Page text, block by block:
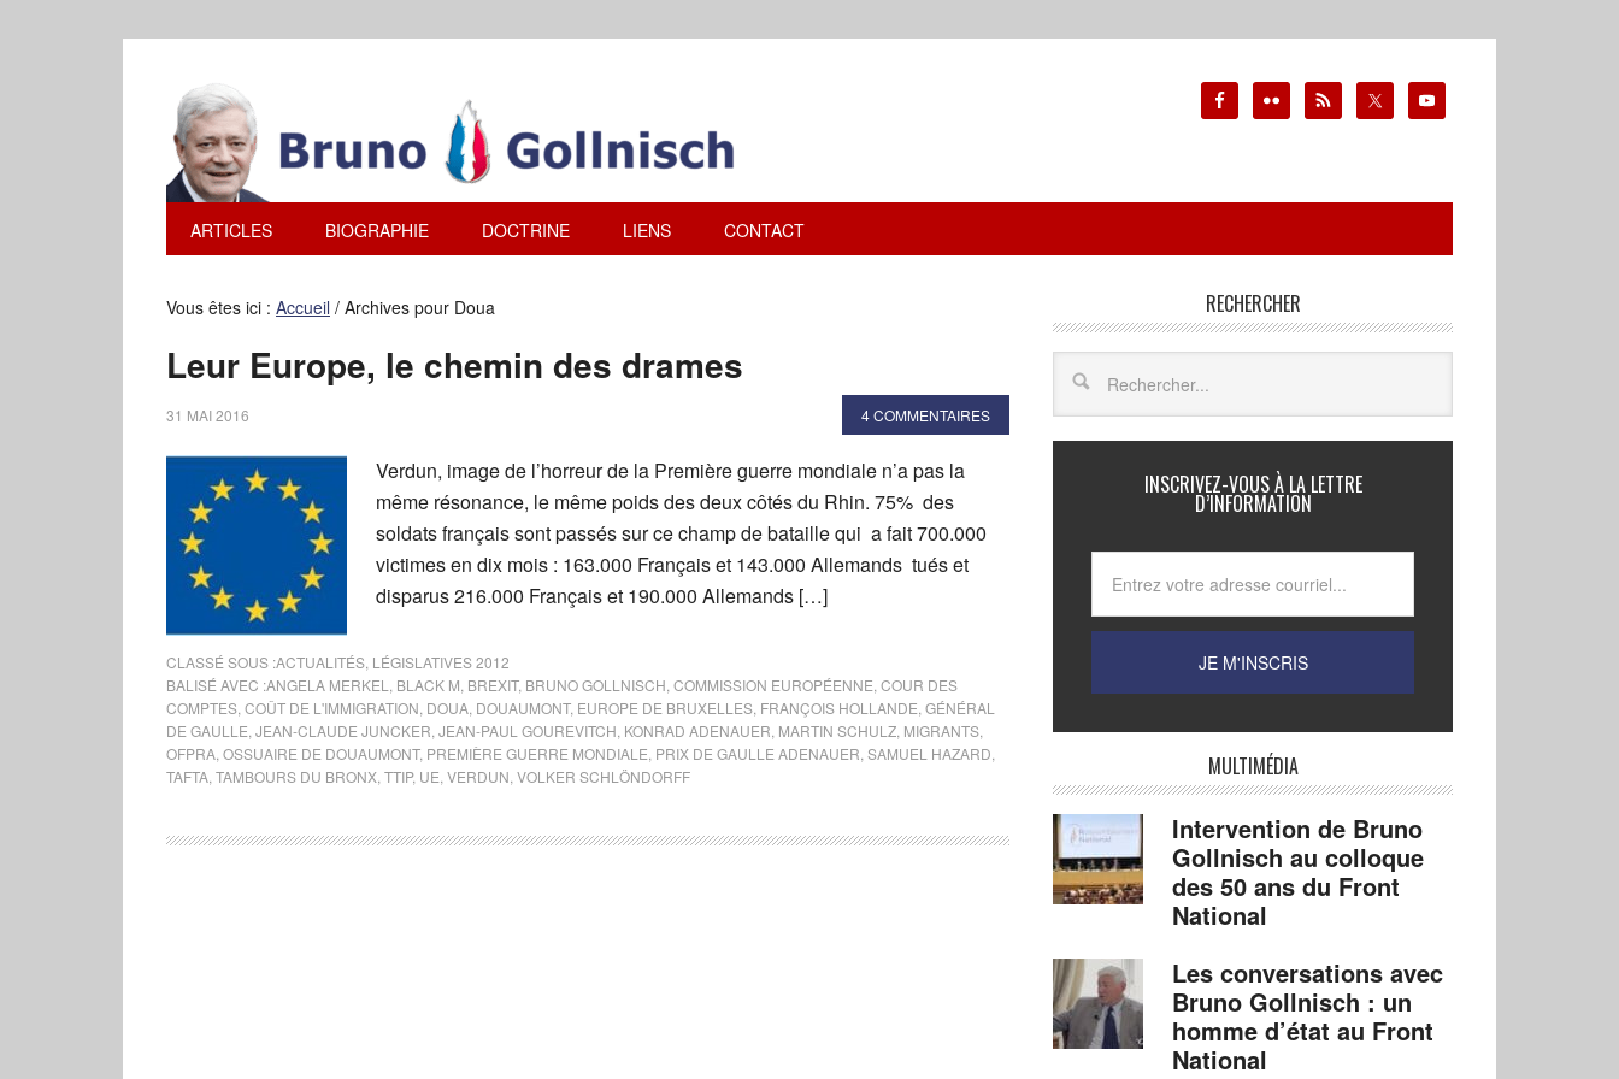
ARTICLES BIOGRAPHIE DOCTRINE LIENS CONTACT
Vous êtes ici : Accueil / Archives pour Doua
Leur Europe, le chemin des drames
31 MAI 2016 4 COMMENTAIRES
Verdun, image de l’horreur de la Première guerre mondiale n’a pas la
même résonance, le même poids des deux côtés du Rhin. 75% des
soldats français sont passés sur ce champ de bataille qui a fait 700.000
victimes en dix mois : 163.000 Français et 143.000 Allemands tués et
disparus 216.000 Français et 190.000 Allemands […]
CLASSÉ SOUS :ACTUALITÉS LÉGISLATIVES 2012
BALISÉ AVEC :ANGELA MERKEL BLACK M BREXIT, BRUNO GOLLNISCH COMMISSION EUROPÉENNE COUR DES
COMPTES COÛT DE L'IMMIGRATION DOUA DOUAUMONT, EUROPE DE BRUXELLES FRANÇOIS HOLLANDE GÉNÉRAL
DE GAULLE JEAN-CLAUDE JUNCKER JEAN-PAUL GOUREVITCH KONRAD ADENAUER MARTIN SCHULZ MIGRANTS
OFPRA OSSUAIRE DE DOUAUMONT, PREMIÈRE GUERRE MONDIALE PRIX DE GAULLE ADENAUER SAMUEL HAZARD
TAFTA TAMBOURS DU BRONX TTIP, UE VERDUN VOLKER SCHLÖNDORFF
RECHERCHER
INSCRIVEZ-VOUS À LA LETTRE
D’INFORMATION
MULTIMÉDIA
Intervention de Bruno
Gollnisch au colloque
des 50 ans du Front
National
Les conversations avec
Bruno Gollnisch : un
homme d’état au Front
National